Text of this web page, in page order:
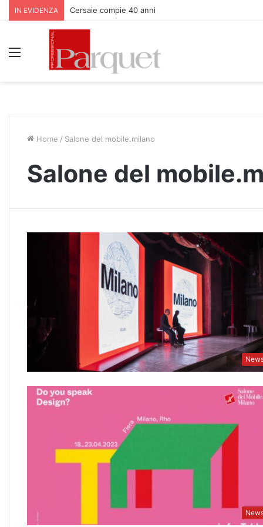
IN EVIDENZA Cersaie compie 40 anni
Home / Salone del mobile.milano
Salone del